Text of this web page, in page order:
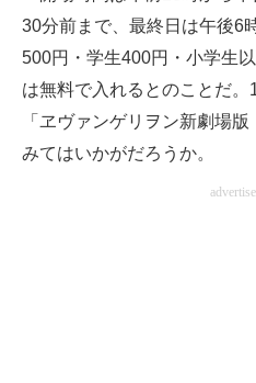
30分前まで、最終日は午後6
500円・学生400円・小学生
は無料で入れるとのことだ
「ヱヴァンゲリヲン新劇場
みてはいかがだろうか。